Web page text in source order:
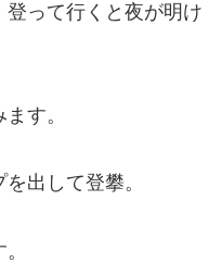
って行くと夜が明け
す。
出して登攀。